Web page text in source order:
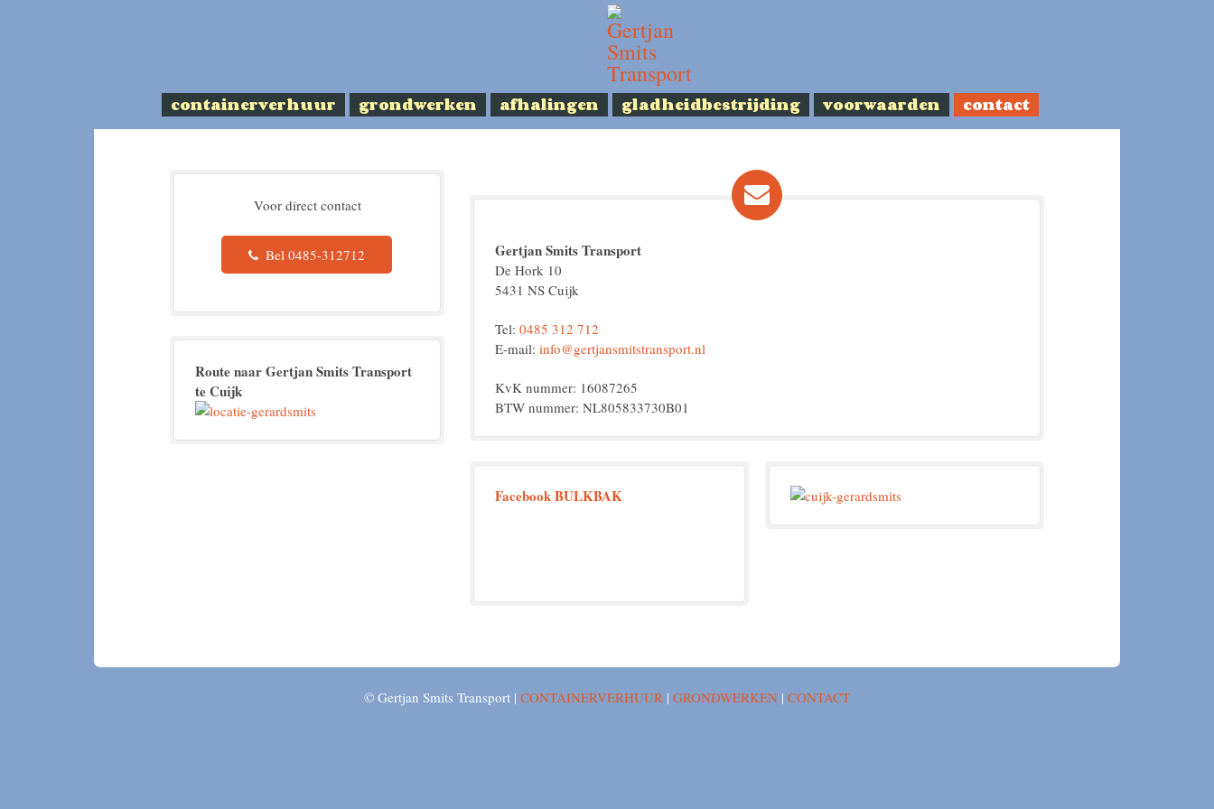
containerverhuur grondwerken afhalingen gladheidbestrijding voorwaarden contact
Voor direct contact
Bel 0485-312712
Route naar Gertjan Smits Transport
te Cuijk
Gertjan Smits Transport
De Hork 10
5431 NS Cuijk
Tel: 0485 312 712
E-mail: info@gertjansmitstransport.nl
KvK nummer: 16087265
BTW nummer: NL805833730B01
Facebook BULKBAK
© Gertjan Smits Transport | CONTAINERVERHUUR | GRONDWERKEN | CONTACT